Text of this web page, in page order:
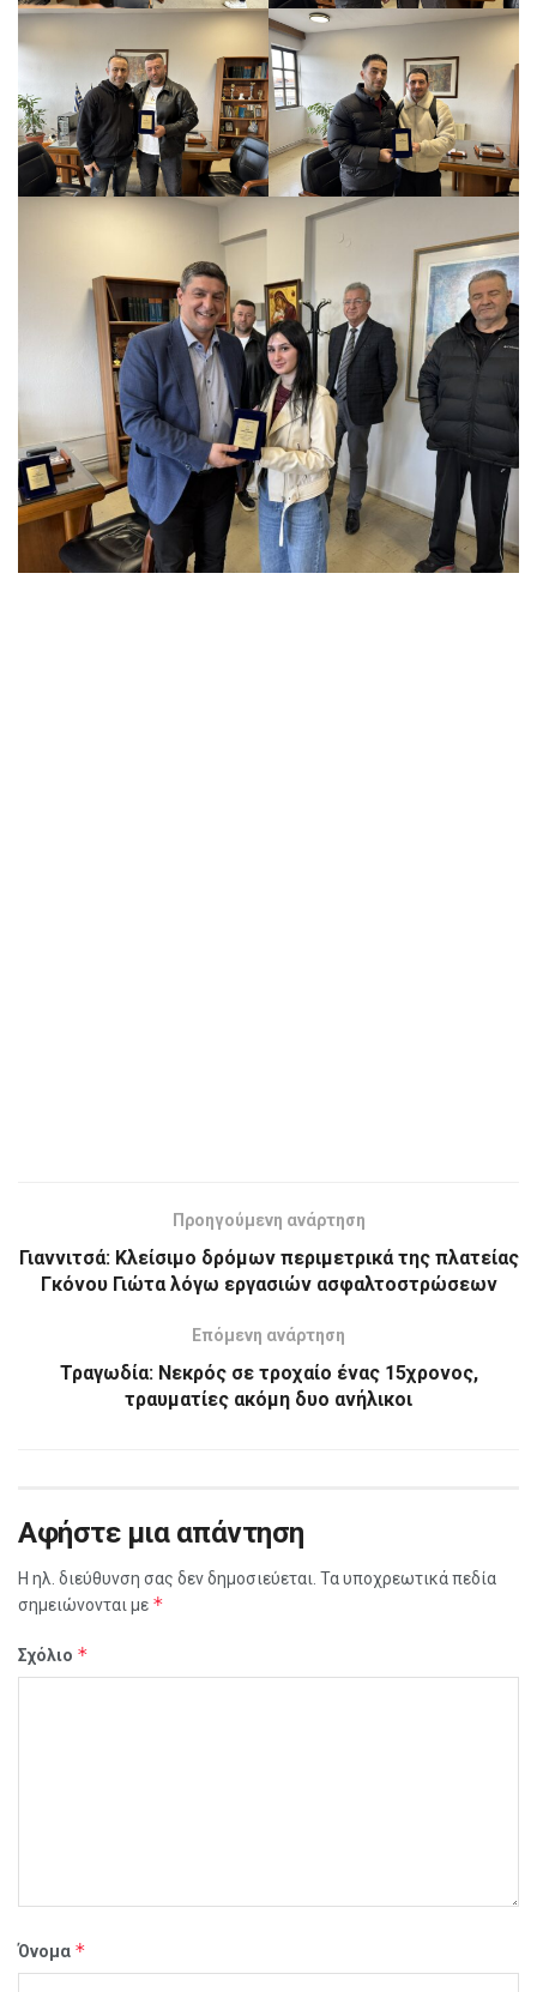
Προηγούμενη ανάρτηση
Γιαννιτσά: Κλείσιμο δρόμων περιμετρικά της πλατείας
Γκόνου Γιώτα λόγω εργασιών ασφαλτοστρώσεων
Επόμενη ανάρτηση
Τραγωδία: Νεκρός σε τροχαίο ένας 15χρονος,
τραυματίες ακόμη δυο ανήλικοι
Αφήστε μια απάντηση
Η ηλ. διεύθυνση σας δεν δημοσιεύεται. Τα υποχρεωτικά πεδία
σημειώνονται με *
Σχόλιο *
Όνομα *